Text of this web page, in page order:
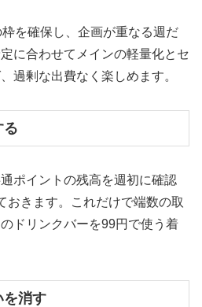
を確保し、企画が重なる週だ
に合わせてメインの軽量化とセ
過剰な出費なく楽しめます。
る
ポイントの残高を週初に確認
おきます。これだけで端数の取
ドリンクバーを99円で使う着
を消す